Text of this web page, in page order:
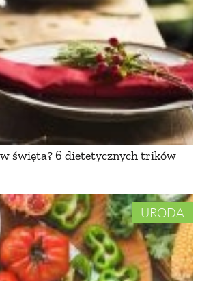
święta? 6 dietetycznych trików
URODA
INNE